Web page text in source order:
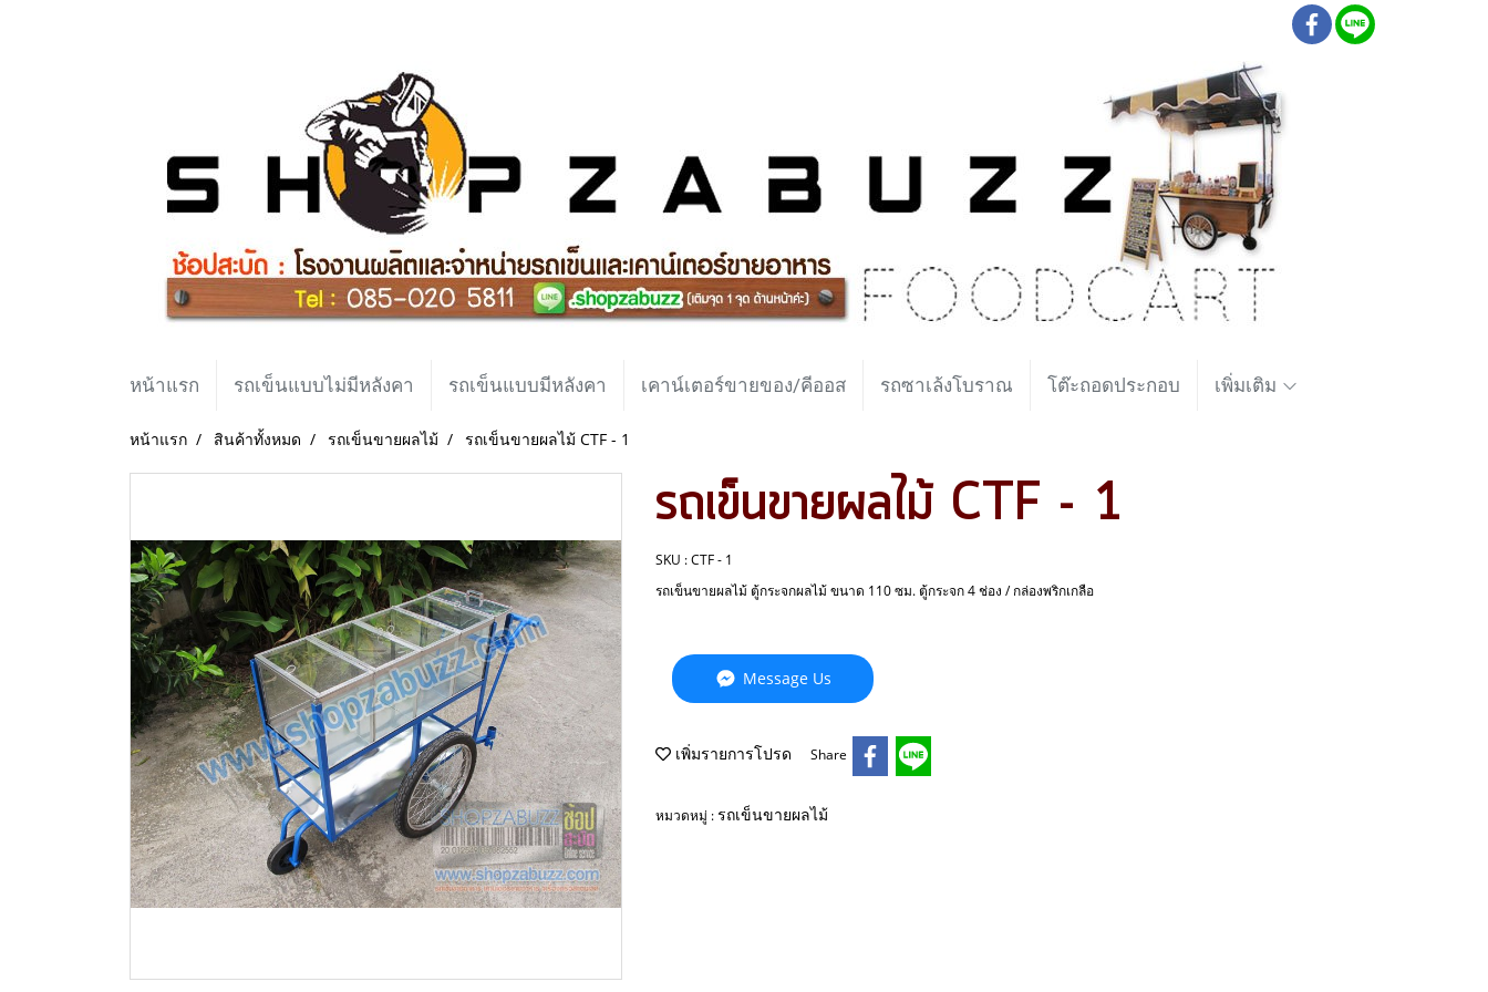
หน้าแรก รถเข็นแบบไม่มีหลังคา รถเข็นแบบมีหลังคา เคาน์เตอร์ขายของ/คีออส รถซาเล้งโบราณ โต๊ะถอดประกอบ เพิ่มเติม
หน้าแรก สินค้าทั้งหมด รถเข็นขายผลไม้ รถเข็นขายผลไม้ CTF - 1
รถเข็นขายผลไม้ CTF - 1
SKU : CTF - 1
รถเข็นขายผลไม้ ตู้กระจกผลไม้ ขนาด 110 ซม. ตู้กระจก 4 ช่อง / กล่องพริกเกลือ
Message Us
เพิ่มรายการโปรด Share
หมวดหมู่ :รถเข็นขายผลไม้